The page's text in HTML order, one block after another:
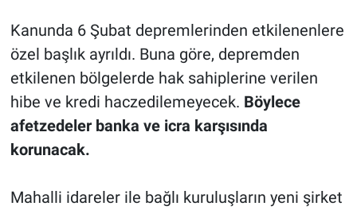
Kanunda 6 Şubat depremlerinden etkilenenlere
özel başlık ayrıldı. Buna göre, depremden
etkilenen bölgelerde hak sahiplerine verilen
hibe ve kredi haczedilemeyecek. Böylece
afetzedeler banka ve icra karşısında
korunacak.
Mahalli idareler ile bağlı kuruluşların yeni şirket